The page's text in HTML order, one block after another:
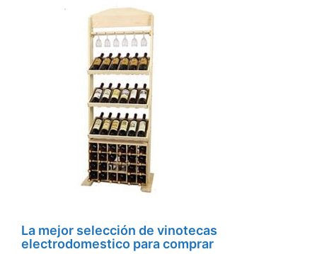
La mejor selección de vinotecas
electrodomestico para comprar